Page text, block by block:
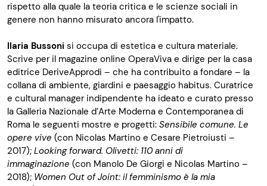
rispetto alla quale la teoria critica e le scienze sociali in
genere non hanno misurato ancora l'impatto.
Ilaria Bussoni si occupa di estetica e cultura materiale.
Scrive per il magazine online OperaViva e dirige per la casa
editrice DeriveApprodi – che ha contribuito a fondare – la
collana di ambiente, giardini e paesaggio habitus. Curatrice
e cultural manager indipendente ha ideato e curato presso
la Galleria Nazionale d’Arte Moderna e Contemporanea di
Roma le seguenti mostre e progetti: Sensibile comune. Le
opere vive (con Nicolas Martino e Cesare Pietroiusti –
2017); Looking forward. Olivetti: 110 anni di
immaginazione (con Manolo De Giorgi e Nicolas Martino –
2018); Women Out of Joint: il femminismo è la mia